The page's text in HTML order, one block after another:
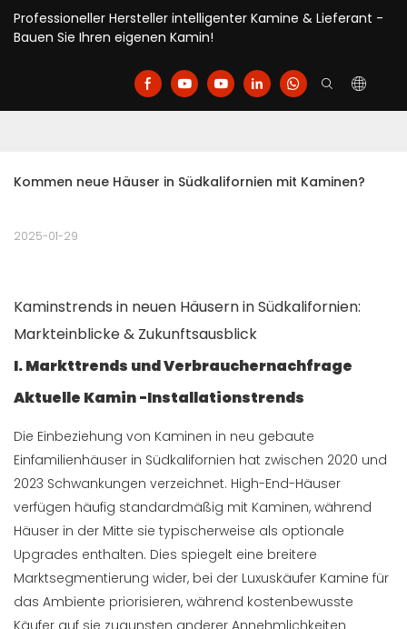
Professioneller Hersteller intelligenter Kamine & Lieferant -
Bauen Sie Ihren eigenen Kamin!
Kommen neue Häuser in Südkalifornien mit Kaminen?
2025-01-29
Kaminstrends in neuen Häusern in Südkalifornien:
Markteinblicke & Zukunftsausblick
I. Markttrends und Verbrauchernachfrage
Aktuelle Kamin -Installationstrends
Die Einbeziehung von Kaminen in neu gebaute
Einfamilienhäuser in Südkalifornien hat zwischen 2020 und
2023 Schwankungen verzeichnet. High-End-Häuser
verfügen häufig standardmäßig mit Kaminen, während
Häuser in der Mitte sie typischerweise als optionale
Upgrades enthalten. Dies spiegelt eine breitere
Marktsegmentierung wider, bei der Luxuskäufer Kamine für
das Ambiente priorisieren, während kostenbewusste